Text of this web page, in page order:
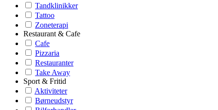
Tandklinikker
Tattoo
Zoneterapi
Restaurant & Cafe
Cafe
Pizzaria
Restauranter
Take Away
Sport & Fritid
Aktiviteter
Børneudstyr